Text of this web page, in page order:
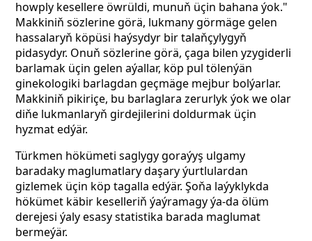
howply kesellere öwrüldi, munuň üçin bahana ýok."
Makkiniň sözlerine görä, lukmany görmäge gelen
hassalaryň köpüsi haýsydyr bir talaňçylygyň
pidasydyr. Onuň sözlerine görä, çaga bilen yzygiderli
barlamak üçin gelen aýallar, köp pul tölenýän
ginekologiki barlagdan geçmäge mejbur bolýarlar.
Makkiniň pikiriçe, bu barlaglara zerurlyk ýok we olar
diňe lukmanlaryň girdejilerini doldurmak üçin
hyzmat edýär.
Türkmen hökümeti saglygy goraýyş ulgamy
baradaky maglumatlary daşary ýurtlulardan
gizlemek üçin köp tagalla edýär. Şoňa laýyklykda
hökümet käbir keselleriň ýaýramagy ýa-da ölüm
derejesi ýaly esasy statistika barada maglumat
bermeýär.